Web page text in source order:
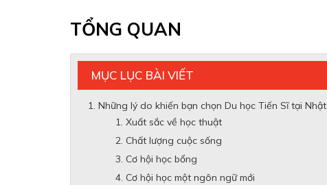
TỔNG QUAN
MỤC LỤC BÀI VIẾT
Những lý do khiến bạn chọn Du học Tiến Sĩ tại Nhật
Xuất sắc về học thuật
Chất lượng cuộc sống
Cơ hội học bổng
Cơ hội học một ngôn ngữ mới